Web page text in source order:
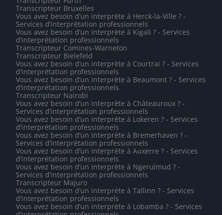
Transcripteur Bruxelles
Vous avez besoin d’un interprète à Herck-la-Ville ? -
Services d’interprétation professionnels
Vous avez besoin d’un interprète à Kigali ? - Services
d’interprétation professionnels
Transcripteur Comines-Warneton
Transcripteur Bielefeld
Vous avez besoin d’un interprète à Courtrai ? - Services
d’interprétation professionnels
Vous avez besoin d’un interprète à Beaumont ? - Services
d’interprétation professionnels
Transcripteur Nairobi
Vous avez besoin d’un interprète à Châteauroux ? -
Services d’interprétation professionnels
Vous avez besoin d’un interprète à Lokeren ? - Services
d’interprétation professionnels
Vous avez besoin d’un interprète à Bremerhaven ? -
Services d’interprétation professionnels
Vous avez besoin d’un interprète à Auxerre ? - Services
d’interprétation professionnels
Vous avez besoin d’un interprète à Ngerulmud ? -
Services d’interprétation professionnels
Transcripteur Majuro
Vous avez besoin d’un interprète à Tallinn ? - Services
d’interprétation professionnels
Vous avez besoin d’un interprète à Lobamba ? - Services